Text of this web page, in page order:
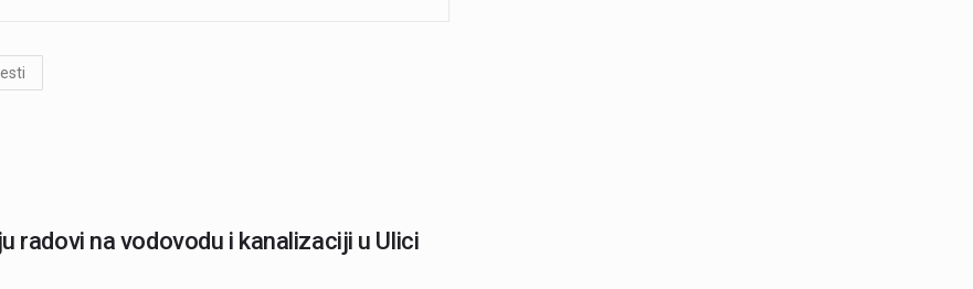
radovi na vodovodu i kanalizaciji u Ulici